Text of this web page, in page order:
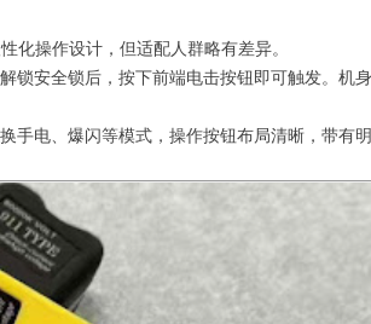
化操作设计，但适配人群略有差异。
锁安全锁后，按下前端电击按钮即可触发。
手电、爆闪等模式，操作按钮布局清晰，带